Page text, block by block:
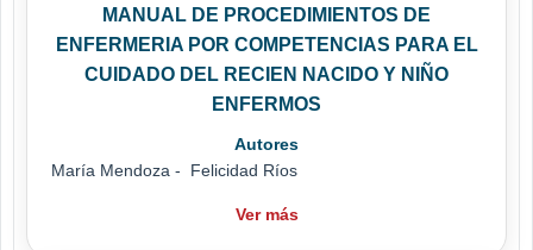
MANUAL DE PROCEDIMIENTOS DE
ENFERMERIA POR COMPETENCIAS PARA EL
CUIDADO DEL RECIEN NACIDO Y NIÑO
ENFERMOS
Autores
María Mendoza - Felicidad Ríos
Ver más